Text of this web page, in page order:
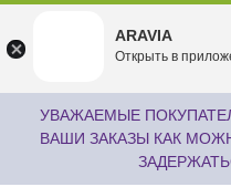
undefined
УВАЖАЕМЫЕ
ВАШИ ЗАКАЗЫ КАК
ARAVIA
Открыть в